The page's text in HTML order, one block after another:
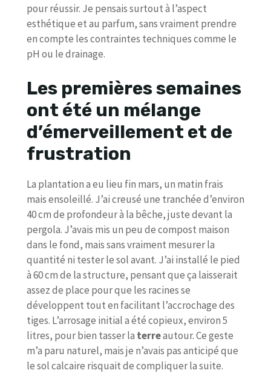
pour réussir. Je pensais surtout à l’aspect
esthétique et au parfum, sans vraiment prendre
en compte les contraintes techniques comme le
pH ou le drainage.
Les premières semaines
ont été un mélange
d’émerveillement et de
frustration
La plantation a eu lieu fin mars, un matin frais
mais ensoleillé. J’ai creusé une tranchée d’environ
40 cm de profondeur à la bêche, juste devant la
pergola. J’avais mis un peu de compost maison
dans le fond, mais sans vraiment mesurer la
quantité ni tester le sol avant. J’ai installé le pied
à 60 cm de la structure, pensant que ça laisserait
assez de place pour que les racines se
développent tout en facilitant l’accrochage des
tiges. L’arrosage initial a été copieux, environ 5
litres, pour bien tasser la terreautour. Ce geste
m’a paru naturel, mais je n’avais pas anticipé que
le sol calcaire risquait de compliquer la suite.